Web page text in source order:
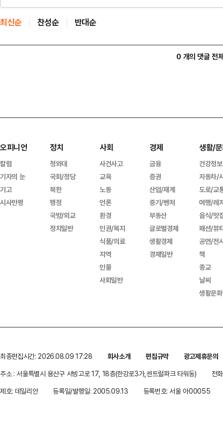
최신순 찬성순 반대순
0 개의 댓글 전
오피니언
칼럼
기자의 눈
기고
시사만평
정치
청와대
국회/정당
북한
행정
국방/외교
정치일반
사회
사건사고
교육
노동
언론
환경
인권/복지
식품/의료
지역
인물
사회일반
경제
금융
증권
산업/재계
중기/벤처
부동산
글로벌경제
생활경제
경제일반
생활/
건강정보
자동차/
도로/교
여행/레
음식/맛
패션/뷰
공연/전
책
종교
날씨
생활문
최종편집시간: 2026.08.09 17:28 회사소개 편집규약
광고제휴문의
주소 : 서울특별시 용산구 서빙고로 17, 18층(한강로3가,센트럴파크 타워동)
전
제호: 데일리안
등록일/발행일: 2005.09.13 등록번호: 서울 아00055